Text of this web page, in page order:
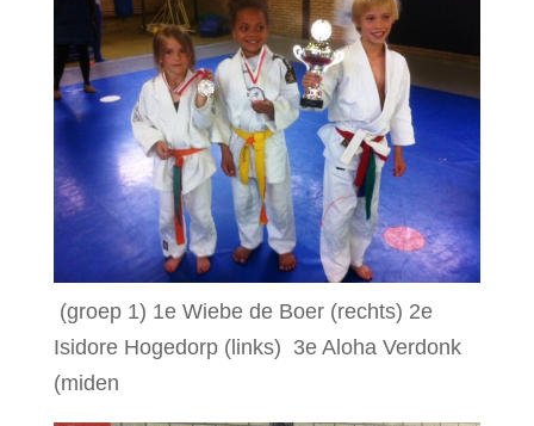
(groep 1) 1e Wiebe de Boer (rechts) 2e
Isidore Hogedorp (links) 3e Aloha Verdonk
(miden